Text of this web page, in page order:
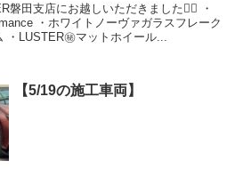
磐田支店にお越しいただきました🙇‍♂️ ・
・ホワイトノーヴァガラスフレーク
・LUSTER㊙️マットホイール...
【5/19の施工車両】